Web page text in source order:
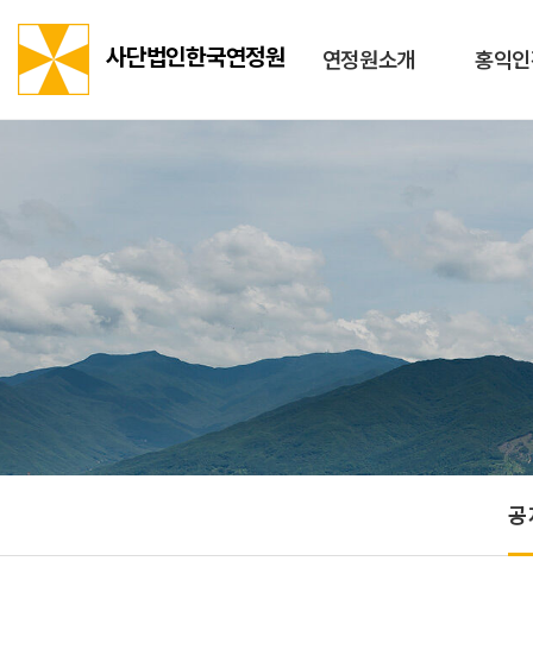
사단법인한국연정원 연정원소개 홍익
공